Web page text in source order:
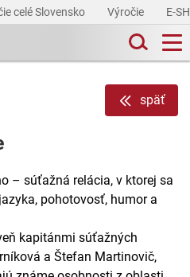
celé Slovensko Výročie E-
späť
– súťažná relácia, v ktorej sa
pohotovosť, humor a
kapitánmi súťažných
a Štefan Martinovič,